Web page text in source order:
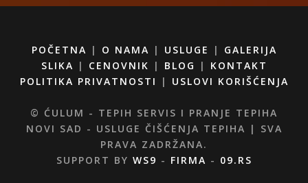
POČETNA | O NAMA | USLUGE | GALERIJA
SLIKA | CENOVNIK | BLOG | KONTAKT
POLITIKA PRIVATNOSTI
| USLOVI KORIŠĆENJA
© ĆULUM - TEPIH SERVIS I PRANJE TEPIHA
NOVI SAD - USLUGE ČIŠĆENJA TEPIHA | SVA
PRAVA ZADRŽANA.
SUPPORT BY WS9 - FIRMA - 09.RS